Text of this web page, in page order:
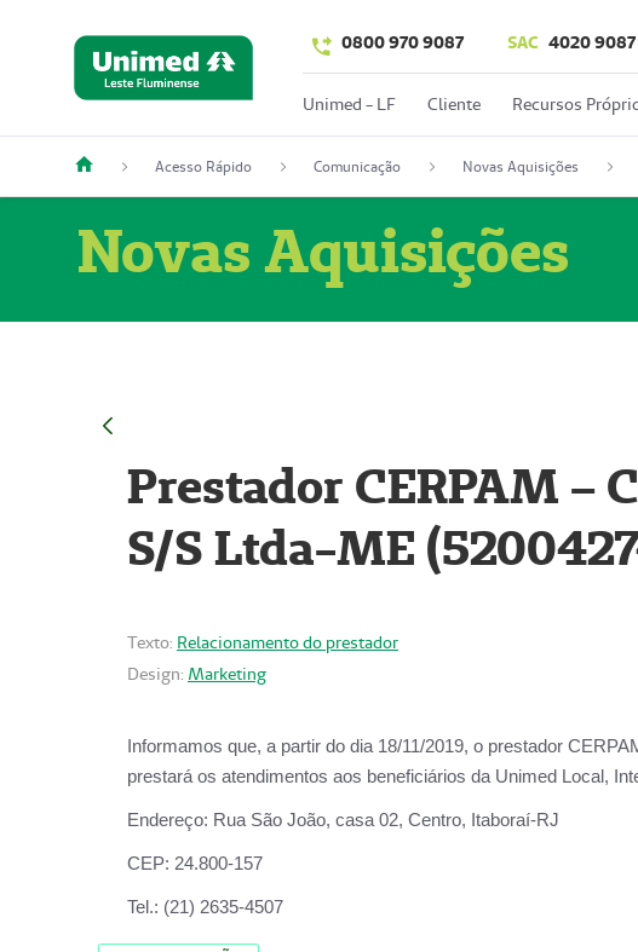
0800 970 9087 SAC 4020 9087
Unimed - LF Cliente Recursos
Acesso Rápido Comunicação Novas Aquisições
Novas Aquisições
Prestador CERPAM –
S/S Ltda-ME
Texto: Relacionamento do prestador
Design: Marketing
Informamos que, a partir do dia 18/11/2019, o prestador
prestará os atendimentos aos beneficiários da Unimed Local,
Endereço: Rua São João, casa 02, Centro, Itaboraí-RJ
CEP: 24.800-157
Tel.: (21) 2635-4507